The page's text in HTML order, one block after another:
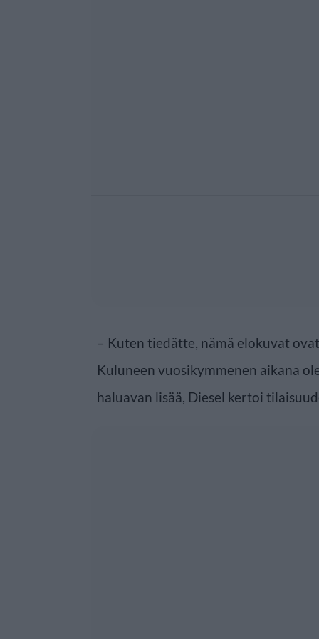
– Kuten tiedätte, nämä elokuvat
Kuluneen vuosikymmenen aikana
haluavan lisää, Diesel kertoi